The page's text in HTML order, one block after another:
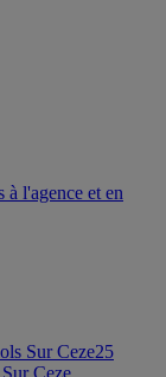
à l'agence et en
Sur Ceze25
Ceze